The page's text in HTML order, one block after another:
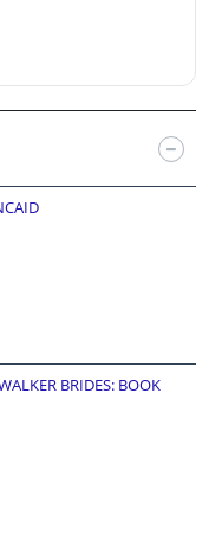
BRIDES: BOOK